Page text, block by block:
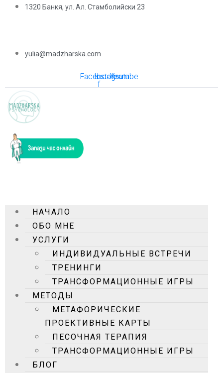
1320 Банкя, ул. Ал. Стамболийски 23
yulia@madzharska.com
Facebook-
f
Instagram
Youtube
НАЧАЛО
ОБО МНЕ
УСЛУГИ
ИНДИВИДУАЛЬНЫЕ ВСТРЕЧИ
ТРЕНИНГИ
ТРАНСФОРМАЦИОННЫЕ ИГРЫ
МЕТОДЫ
MЕТАФОРИЧЕСКИЕ
ПРОЕКТИВНЫЕ КАРТЫ
ПЕСОЧНАЯ ТЕРАПИЯ
ТРАНСФОРМАЦИОННЫЕ ИГРЫ
БЛОГ